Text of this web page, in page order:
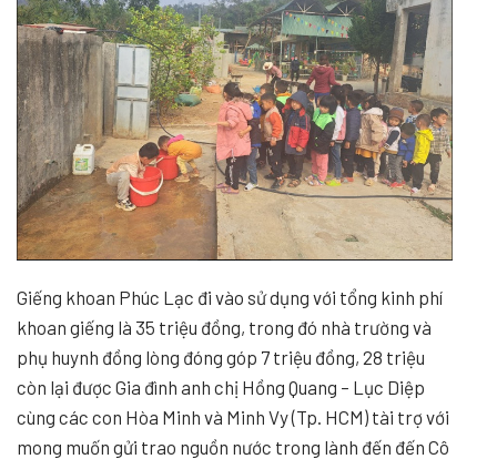
Giếng khoan Phúc Lạc đi vào sử dụng với tổng kinh phí
khoan giếng là 35 triệu đồng, trong đó nhà trường và
phụ huynh đồng lòng đóng góp 7 triệu đồng, 28 triệu
còn lại được Gia đình anh chị Hồng Quang – Lục Diệp
cùng các con Hòa Minh và Minh Vy (Tp. HCM) tài trợ với
mong muốn gửi trao nguồn nước trong lành đến đến Cô